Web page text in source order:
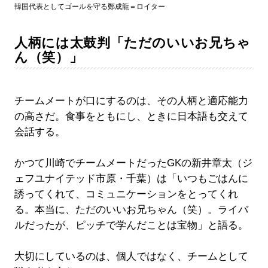
韓国代表としてゴールを守る鄭成龍＝ロイター
人柄には太鼓判「ただのいいお兄ちゃ
ん（笑）」
チームメートが口にするのは、その人柄と適応能力
の高さだ。食事をともにし、ときに日本語も交えて
会話する。
かつて川崎でチームメートだったGKの新井章太（ジ
ェフユナイテッド市原・千葉）は「いつもごはんに
誘ってくれて、コミュニケーションをとってくれ
る。本当に、ただのいいお兄ちゃん（笑）。ライバ
ルだったが、ピッチで学んだことは宝物」と語る。
大切にしているのは、個人ではなく、チームとして